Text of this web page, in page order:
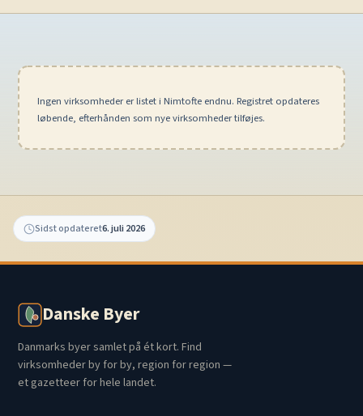
Ingen virksomheder er listet i Nimtofte endnu. Registret opdateres
løbende, efterhånden som nye virksomheder tilføjes.
Sidst opdateret6. juli 2026
Danske Byer
Danmarks byer samlet på ét kort. Find
virksomheder by for by, region for region —
et gazetteer for hele landet.